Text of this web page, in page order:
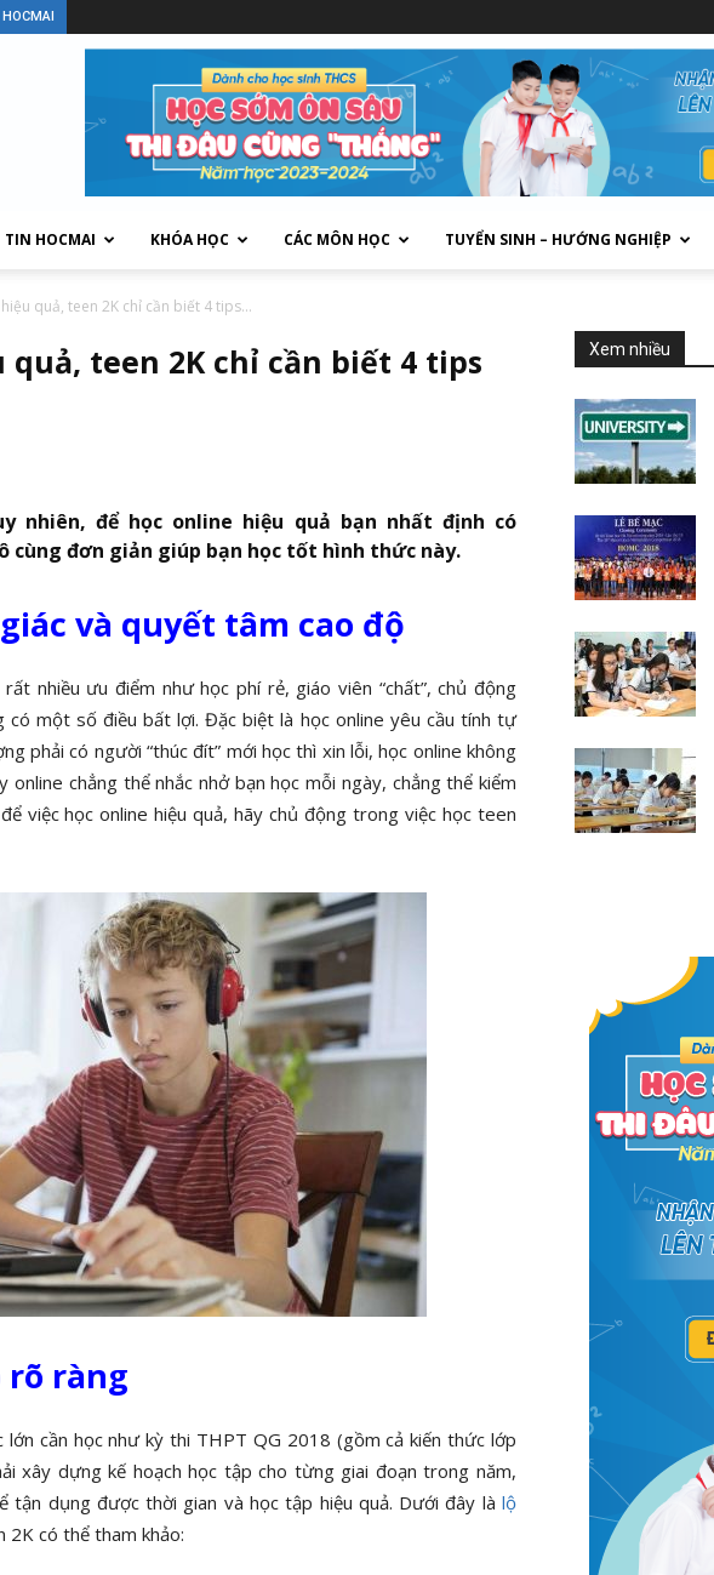
TIN HOCMAI KHÓA HỌC CÁC MÔN HỌC TUYỂN SINH – HƯỚNG NGHIỆP
quả, teen 2K chỉ cần biết 4 tips...
teen 2K chỉ cần biết 4 tips
nhiên, để học online hiệu quả bạn nhất định có
cùng đơn giản giúp bạn học tốt hình thức này.
và quyết tâm cao độ
nhiều ưu điểm như học phí rẻ, giáo viên “chất”, chủ động
một số điều bất lợi. Đặc biệt là học online yêu cầu tính tự
phải có người “thúc đít” mới học thì xin lỗi, học online không
chẳng thể nhắc nhở bạn học mỗi ngày, chẳng thể kiểm
việc học online hiệu quả, hãy chủ động trong việc học teen
rõ ràng
cần học như kỳ thi THPT QG 2018 (gồm cả kiến thức lớp
xây dựng kế hoạch học tập cho từng giai đoạn trong năm,
dụng được thời gian và học tập hiệu quả. Dưới đây là lộ
có thể tham khảo:
Xem nhiều